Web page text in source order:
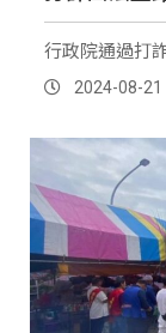
行政院通過打
2024-08-21